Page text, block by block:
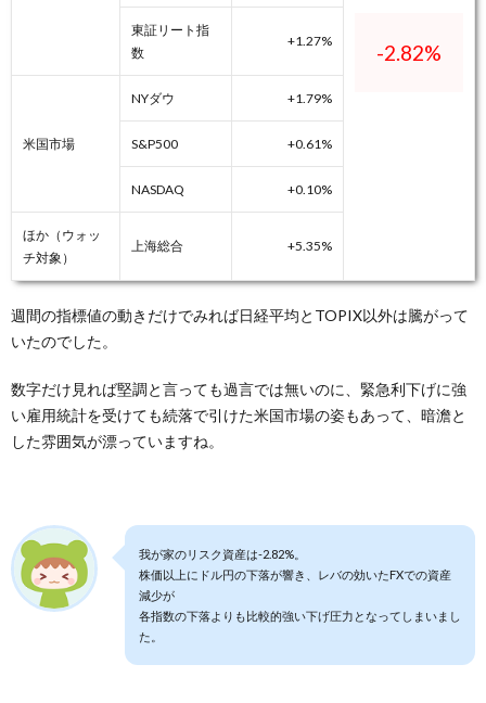
-2.82%
東証リート指
数
+1.27%
米国市場
NYダウ +1.79%
S&P500 +0.61%
NASDAQ +0.10%
ほか（ウォッ
チ対象）
上海総合 +5.35%
週間の指標値の動きだけでみれば日経平均とTOPIX以外は騰がって
いたのでした。
数字だけ見れば堅調と言っても過言では無いのに、緊急利下げに強
い雇用統計を受けても続落で引けた米国市場の姿もあって、暗澹と
した雰囲気が漂っていますね。
我が家のリスク資産は-2.82%。
株価以上にドル円の下落が響き、レバの効いたFXでの資産
減少が
各指数の下落よりも比較的強い下げ圧力となってしまいまし
た。